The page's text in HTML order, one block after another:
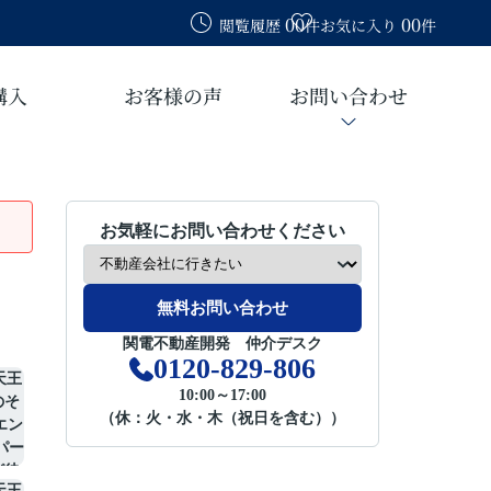
閲覧履歴 00件お気に入り 00件
入 お客様の声 お問い合わせ
お気軽にお問い合わせください
無料お問い合わせ
関電不動産開発 仲介デスク
0120-829-806
10:00～17:00
（休：火・水・木（祝日を含む））